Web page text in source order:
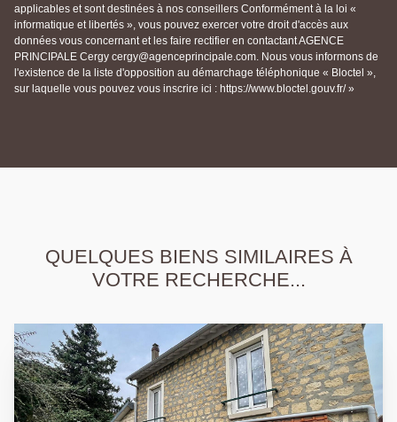
applicables et sont destinées à nos conseillers Conformément à la loi «
informatique et libertés », vous pouvez exercer votre droit d'accès aux
données vous concernant et les faire rectifier en contactant AGENCE
PRINCIPALE Cergy cergy@agenceprincipale.com. Nous vous informons de
l'existence de la liste d'opposition au démarchage téléphonique « Bloctel »,
sur laquelle vous pouvez vous inscrire ici : https://www.bloctel.gouv.fr/ »
QUELQUES BIENS SIMILAIRES À
VOTRE RECHERCHE...